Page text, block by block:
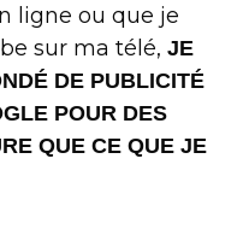
ligne ou que je
sur ma télé, JE
DE PUBLICITÉ
POUR DES
QUE CE QUE JE